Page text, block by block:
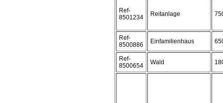
Ref-
8501234
Reitanlage
Ref-
8500886
Einfamilienhaus
Ref-
8500654
Wald